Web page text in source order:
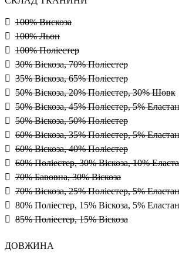
100% Вискоза
100% Льон
100% Поліестер
30% Віскоза, 70% Поліестер
35% Віскоза, 65% Поліестер
50% Віскоза, 20% Поліестер, 30% Шовк
50% Віскоза, 45% Поліестер, 5% Еластан
50% Віскоза, 50% Поліестер
60% Віскоза, 35% Поліестер, 5% Еластан
60% Віскоза, 40% Поліестер
60% Поліестер, 30% Віскоза, 10%
70% Бавовна, 30% Віскоза
70% Віскоза, 25% Поліестер, 5% Еластан
80% Поліестер, 15% Віскоза, 5% Еластан
85% Поліестер, 15% Віскоза
ДОВЖИНА